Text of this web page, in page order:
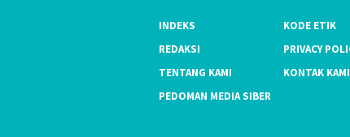
INDEKS KODE ETIK
REDAKSI
PRIVACY
TENTANG KAMI
KONTAK KAMI
PEDOMAN MEDIA SIBER